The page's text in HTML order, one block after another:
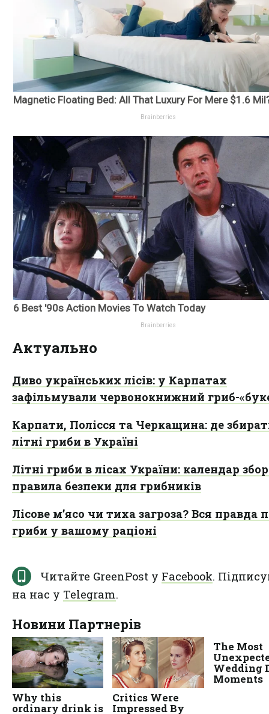
Актуально
Диво українських лісів: у Карпатах
зафільмували червонокнижний гриб-
Карпати, Полісся та Черкащина: де
літні гриби в Україні
Літні гриби в лісах України: календар
правила безпеки для грибників
Лісове м’ясо чи тиха загроза? Вся правда
гриби у вашому раціоні
Читайте GreenPost у Facebook.
на нас у Telegram.